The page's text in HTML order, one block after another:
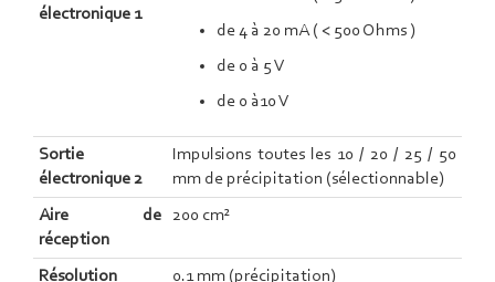
électronique 1
de 4 à 20 mA ( < 500 Ohms )
de 0 à 5 V
de 0 à10 V
Sortie
électronique 2
Impulsions toutes les 10 / 20 / 25 / 50
mm de précipitation (sélectionnable)
Aire de
réception
200 cm²
Résolution 0.1 mm (précipitation)